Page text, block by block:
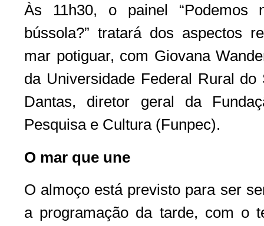
Às 11h30, o painel “Podemos
bússola?” tratará dos aspectos
mar potiguar, com Giovana
da Universidade Federal Rural
Dantas, diretor geral da
Pesquisa e Cultura (Funpec).
O mar que une
O almoço está previsto para ser
a programação da tarde, com o